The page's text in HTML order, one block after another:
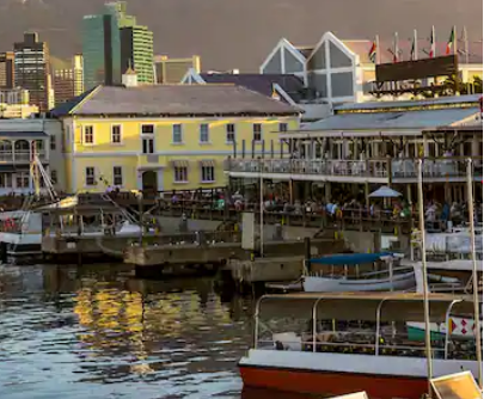
so šípkami nahor a nadol alebo ich preskúmať